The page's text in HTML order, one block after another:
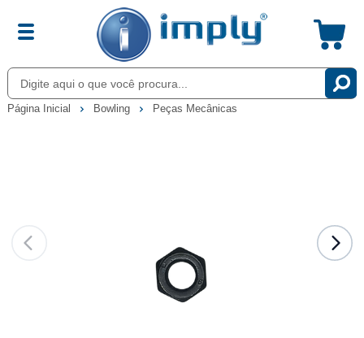
Página Inicial Bowling Peças Mecânicas